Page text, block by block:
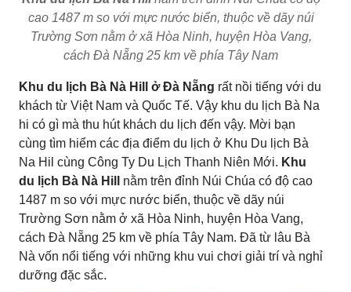
cao 1487 m so với mực nước biển, thuộc về dãy núi
Trường Sơn nằm ở xã Hòa Ninh, huyện Hòa Vang,
cách Đà Nẵng 25 km về phía Tây Nam
Khu du lịch Bà Nà Hill ở Đà Nẵng rất nồi tiếng với du
khách từ Việt Nam và Quốc Tế. Vậy khu du lịch Bà Na
hi có gì mà thu hút khách du lịch đến vậy. Mời bạn
cùng tìm hiểm các địa điểm du lịch ở Khu Du lịch Bà
Na Hil cùng Công Ty Du Lịch Thanh Niên Mới. Khu
du lịch Bà Nà Hill
nằm trên đỉnh Núi Chúa có độ cao
1487 m so với mực nước biển, thuộc về dãy núi
Trường Sơn nằm ở xã Hòa Ninh, huyện Hòa Vang,
cách Đà Nẵng 25 km về phía Tây Nam. Đã từ lâu Bà
Nà vốn nổi tiếng với những khu vui chơi giải trí và nghỉ
dưỡng đặc sắc.